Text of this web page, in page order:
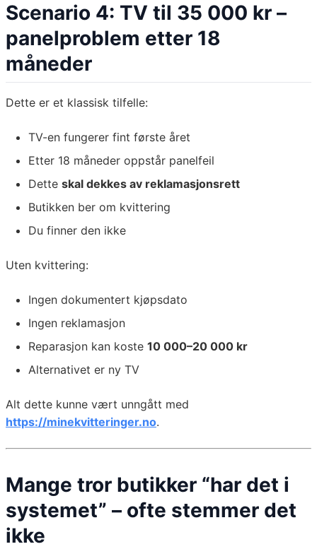
Scenario 4: TV til 35 000 kr –
panelproblem etter 18
måneder
Dette er et klassisk tilfelle:
TV-en fungerer fint første året
Etter 18 måneder oppstår panelfeil
Dette skal dekkes av reklamasjonsrett
Butikken ber om kvittering
Du finner den ikke
Uten kvittering:
Ingen dokumentert kjøpsdato
Ingen reklamasjon
Reparasjon kan koste 10 000–20 000 kr
Alternativet er ny TV
Alt dette kunne vært unngått med
https://minekvitteringer.no.
Mange tror butikker “har det i
systemet” – ofte stemmer det
ikke